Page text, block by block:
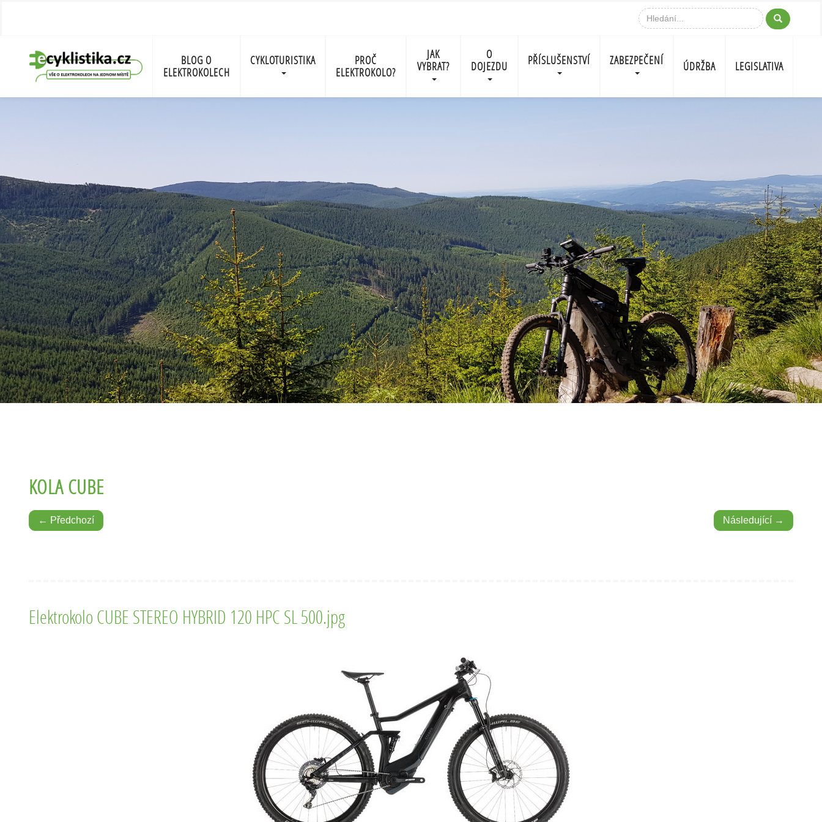
BLOG O
ELEKTROKOLECH
CYKLOTURISTIKA
PROČ
ELEKTROKOLO?
JAK
VYBRAT?
O
DOJEZDU
PŘÍSLUŠENSTVÍ ZABEZPEČENÍ ÚDRŽBA LEGISLATIVA
KOLA CUBE
← Předchozí Následující →
Elektrokolo CUBE STEREO HYBRID 120 HPC SL 500.jpg